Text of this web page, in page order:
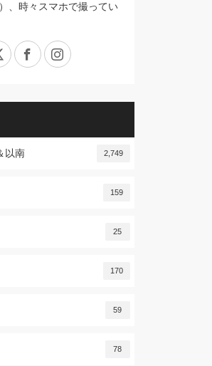
、時々スマホで撮ってい
X FacebookInstagram
以南 2,749
159
25
170
59
78